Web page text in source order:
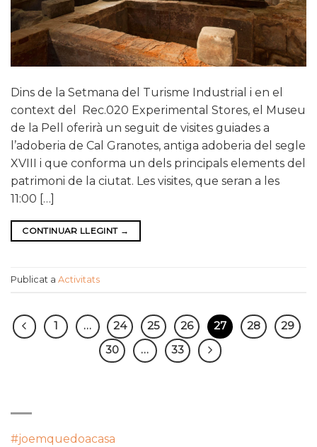
Dins de la Setmana del Turisme Industrial i en el
context del Rec.020 Experimental Stores, el Museu
de la Pell oferirà un seguit de visites guiades a
l’adoberia de Cal Granotes, antiga adoberia del segle
XVIII i que conforma un dels principals elements del
patrimoni de la ciutat. Les visites, que seran a les
11:00 […]
CONTINUAR LLEGINT →
Publicat a Activitats
1 … 24 25 26 27 28
29
30
… 33
#joemquedoacasa